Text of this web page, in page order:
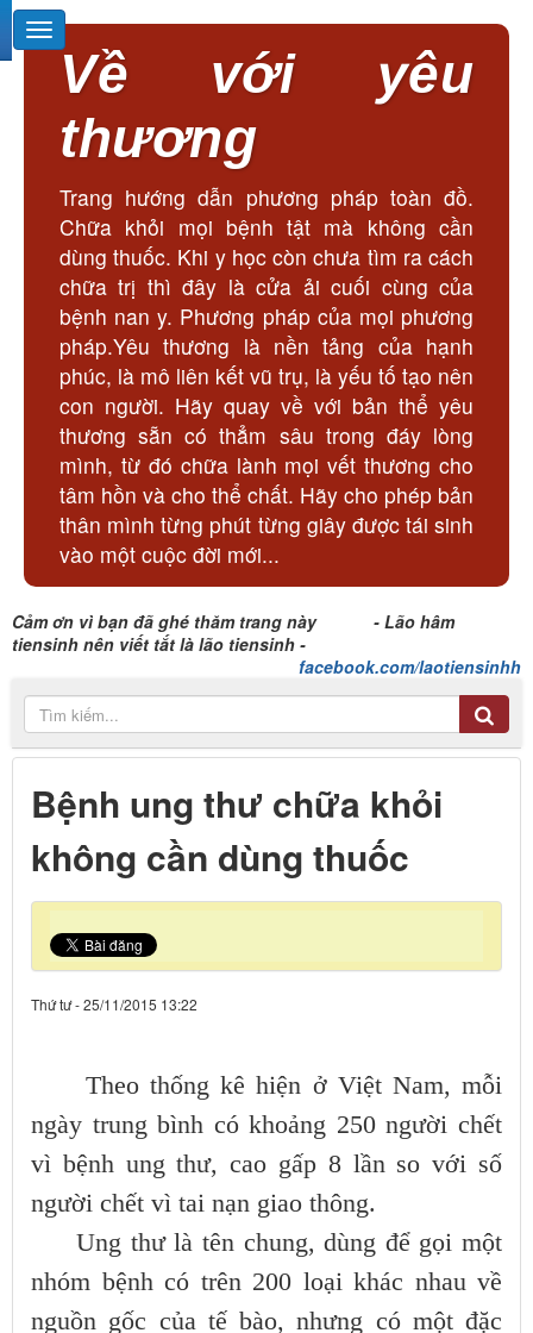
Về với yêu
thương
Trang hướng dẫn phương pháp toàn đồ.
Chữa khỏi mọi bệnh tật mà không cần
dùng thuốc. Khi y học còn chưa tìm ra cách
chữa trị thì đây là cửa ải cuối cùng của
bệnh nan y. Phương pháp của mọi phương
pháp.Yêu thương là nền tảng của hạnh
phúc, là mô liên kết vũ trụ, là yếu tố tạo nên
con người. Hãy quay về với bản thể yêu
thương sẵn có thẳm sâu trong đáy lòng
mình, từ đó chữa lành mọi vết thương cho
tâm hồn và cho thể chất. Hãy cho phép bản
thân mình từng phút từng giây được tái sinh
vào một cuộc đời mới...
Cảm ơn vì bạn đã ghé thăm trang này - Lão hâm
tiensinh nên viết tắt là lão tiensinh -
facebook.com/laotiensinhh
Bệnh ung thư chữa khỏi
không cần dùng thuốc
Thứ tư - 25/11/2015 13:22
Theo thống kê hiện ở Việt Nam, mỗi
ngày trung bình có khoảng 250 người chết
vì bệnh ung thư, cao gấp 8 lần so với số
người chết vì tai nạn giao thông.
Ung thư là tên chung, dùng để gọi một
nhóm bệnh có trên 200 loại khác nhau về
nguồn gốc của tế bào, nhưng có một đặc